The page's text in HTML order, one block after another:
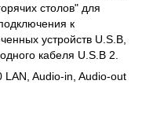
столов" для
к
устройств U.S.B,
кабеля U.S.B 2.
Audio-in, Audio-out